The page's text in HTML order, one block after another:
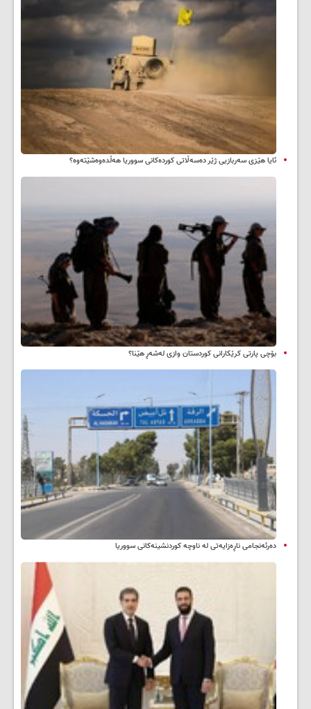
ئایا هێزی سەربازیی ژێر دەسەڵاتی کوردەکانی سووریا هەڵدەوەشێتەوە؟
بۆچی پارتی کرێکارانی کوردستان وازی لەشەڕ هێنا؟
دەرئەنجامی ناڕەزایەتی لە ناوچە کوردنشینەکانی سووریا